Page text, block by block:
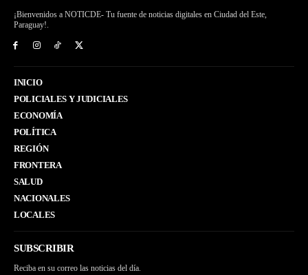
¡Bienvenidos a NOTICDE- Tu fuente de noticias digitales en Ciudad del Este,
Paraguay!.
INICIO
POLICIALES Y JUDICIALES
ECONOMÍA
POLÍTICA
REGIÓN
FRONTERA
SALUD
NACIONALES
LOCALES
SUBSCRIBIR
Reciba en su correo las noticias del día.